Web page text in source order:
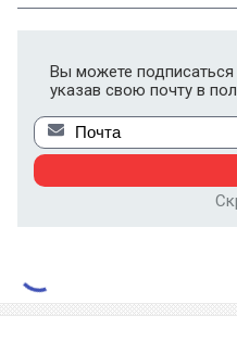
Вы можете
указав свою почту в